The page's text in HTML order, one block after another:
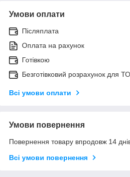
Умови оплати
Післяплата
Оплата на рахунок
Готівкою
Безготівковий розрахунок для
Всі умови оплати
Умови повернення
Повернення товару впродовж 14
Всі умови повернення